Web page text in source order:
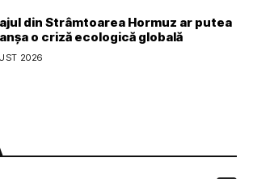
din Strâmtoarea Hormuz ar putea
o criză ecologică globală
2026